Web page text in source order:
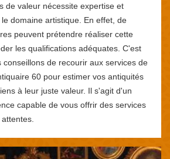
de valeur nécessite expertise et
domaine artistique. En effet, de
peuvent prétendre réaliser cette
les qualifications adéquates. C'est
conseillons de recourir aux services de
60 pour estimer vos antiquités
à leur juste valeur. Il s'agit d'un
capable de vous offrir des services